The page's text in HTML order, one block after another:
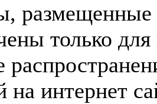
размещенные
только
на интернет